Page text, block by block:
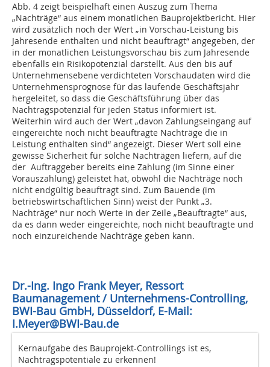
Abb. 4 zeigt beispielhaft einen Auszug zum Thema
„Nachträge“ aus einem monatlichen Bauprojektbericht. Hier
wird zusätzlich noch der Wert „in Vorschau-Leistung bis
Jahresende enthalten und nicht beauftragt“ angegeben, der
in der monatlichen Leistungsvorschau bis zum Jahresende
ebenfalls ein Risikopotenzial darstellt. Aus den bis auf
Unternehmensebene verdichteten Vorschaudaten wird die
Unternehmensprognose für das laufende Geschäftsjahr
hergeleitet, so dass die Geschäftsführung über das
Nachtragspotenzial für jeden Status informiert ist.
Weiterhin wird auch der Wert „davon Zahlungseingang auf
eingereichte noch nicht beauftragte Nachträge die in
Leistung enthalten sind“ angezeigt. Dieser Wert soll eine
gewisse Sicherheit für solche Nachträgen liefern, auf die
der Auftraggeber bereits eine Zahlung (im Sinne einer
Vorauszahlung) geleistet hat, obwohl die Nachträge noch
nicht endgültig beauftragt sind. Zum Bauende (im
betriebswirtschaftlichen Sinn) weist der Punkt „3.
Nachträge“ nur noch Werte in der Zeile „Beauftragte“ aus,
da es dann weder eingereichte, noch nicht beauftragte und
noch einzureichende Nachträge geben kann.
Dr.-Ing. Ingo Frank Meyer, Ressort
Baumanagement / Unternehmens-Controlling,
BWI-Bau GmbH, Düsseldorf, E-Mail:
I.Meyer@BWI-Bau.de
Kernaufgabe des Bauprojekt-Controllings ist es,
Nachtragspotentiale zu erkennen!